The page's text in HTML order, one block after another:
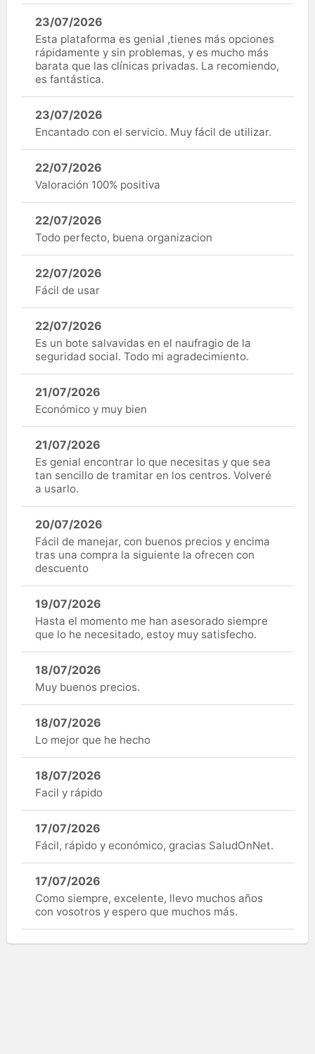
23/07/2026
Esta plataforma es genial ,tienes más opciones
rápidamente y sin problemas, y es mucho más
barata que las clínicas privadas. La recomiendo,
es fantástica.
23/07/2026
Encantado con el servicio. Muy fácil de utilizar.
22/07/2026
Valoración 100% positiva
22/07/2026
Todo perfecto, buena organizacion
22/07/2026
Fácil de usar
22/07/2026
Es un bote salvavidas en el naufragio de la
seguridad social. Todo mi agradecimiento.
21/07/2026
Económico y muy bien
21/07/2026
Es genial encontrar lo que necesitas y que sea
tan sencillo de tramitar en los centros. Volveré
a usarlo.
20/07/2026
Fácil de manejar, con buenos precios y encima
tras una compra la siguiente la ofrecen con
descuento
19/07/2026
Hasta el momento me han asesorado siempre
que lo he necesitado, estoy muy satisfecho.
18/07/2026
Muy buenos precios.
18/07/2026
Lo mejor que he hecho
18/07/2026
Facil y rápido
17/07/2026
Fácil, rápido y económico, gracias SaludOnNet.
17/07/2026
Como siempre, excelente, llevo muchos años
con vosotros y espero que muchos más.